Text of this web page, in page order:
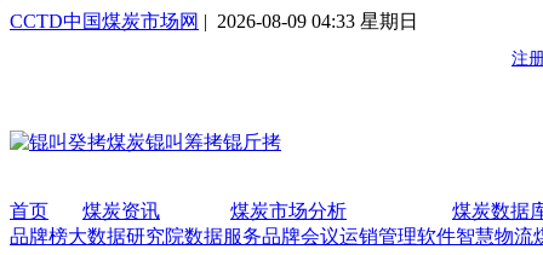
CCTD中国煤炭市场网 | 2026-08-09 04:33 星期日
首页 煤炭资讯 煤炭市场分析
煤炭数据
品牌榜大数据研究院数据服务品牌会议运销管理软件智慧物流